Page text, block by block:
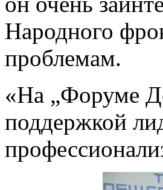
Народного
проблемам.
«На „Форуме
поддержкой